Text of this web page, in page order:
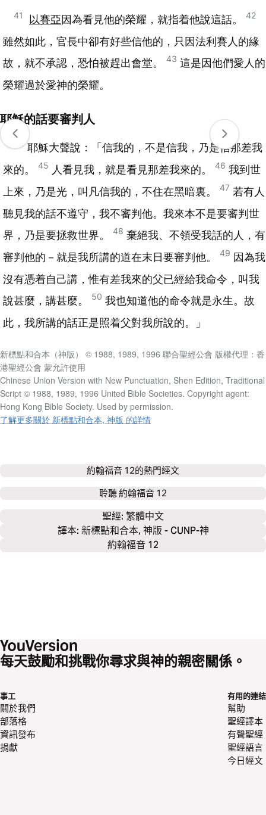
41 以賽亞因為看見他的榮耀，就指着他說這話。 42
雖然如此，官長中卻有好些信他的，只因法利賽人的緣
故，就不承認，恐怕被趕出會堂。
43 這是因他們愛人的
榮耀過於愛神的榮耀。
耶穌的話要審判人
44 耶穌大聲說：「信我的，不是信我，乃是信那差我
來的。
45 人看見我，就是看見那差我來的。 46 我到世
上來，乃是光，叫凡信我的，不住在黑暗裏。
47 若有人
聽見我的話不遵守，我不審判他。我來本不是要審判世
界，乃是要拯救世界。
48 棄絕我、不領受我話的人，有
審判他的－就是我所講的道在末日要審判他。
49 因為我
沒有憑着自己講，惟有差我來的父已經給我命令，叫我
說甚麼，講甚麼。
50 我也知道他的命令就是永生。故
此，我所講的話正是照着父對我所說的。」
新標點和合本（神版） © 1988, 1989, 1996 聯合聖經公會 版權代理：香
港聖經公會 蒙允許使用
Chinese Union Version with New Punctuation, Shen Edition, Traditional
Script © 1988, 1989, 1996 United Bible Societies. Copyright agent:
Hong Kong Bible Society. Used by permission.
了解更多關於 新標點和合本, 神版 的詳情
約翰福音 12的熱門經文
聆聽約翰福音 12
聖經: 繁體中文
譯本: 新標點和合本, 神版 - CUNP-神
約翰福音 12
每天鼓勵和挑戰你尋求與神的親密關係。
事工
關於我們
部落格
資訊發布
捐獻
有用的連結
幫助
聖經譯本
有聲聖經
聖經語言
今日經文